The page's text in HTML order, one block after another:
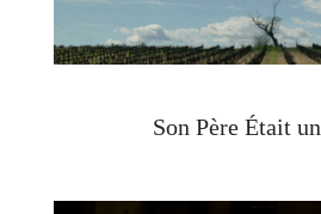
Son Père Était